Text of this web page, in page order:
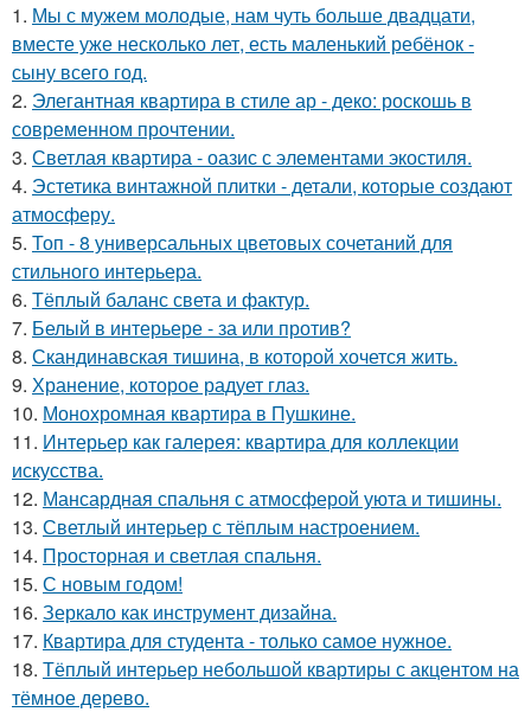
1. Мы с мужем молодые, нам чуть больше двадцати,
вместе уже несколько лет, есть маленький ребёнок -
сыну всего год.
2. Элегантная квартира в стиле ар - деко: роскошь в
современном прочтении.
3. Светлая квартира - оазис с элементами экостиля.
4. Эстетика винтажной плитки - детали, которые создают
атмосферу.
5. Топ - 8 универсальных цветовых сочетаний для
стильного интерьера.
6. Тёплый баланс света и фактур.
7. Белый в интерьере - за или против?
8. Скандинавская тишина, в которой хочется жить.
9. Хранение, которое радует глаз.
10. Монохромная квартира в Пушкине.
11. Интерьер как галерея: квартира для коллекции
искусства.
12. Мансардная спальня с атмосферой уюта и тишины.
13. Светлый интерьер с тёплым настроением.
14. Просторная и светлая спальня.
15. С новым годом!
16. Зеркало как инструмент дизайна.
17. Квартира для студента - только самое нужное.
18. Тёплый интерьер небольшой квартиры с акцентом на
тёмное дерево.